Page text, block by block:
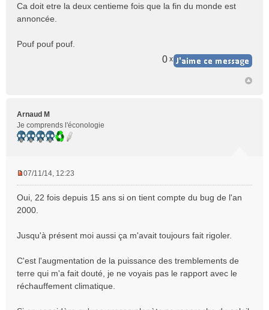
Ca doit etre la deux centieme fois que la fin du monde est
annoncée.
Pouf pouf pouf.
0 x
Arnaud M
Je comprends l'éconologie
s
s
g
n
n
l
07/11/14, 12:23
Oui, 22 fois depuis 15 ans si on tient compte du bug de l'an
2000.
Jusqu'à présent moi aussi ça m'avait toujours fait rigoler.
C'est l'augmentation de la puissance des tremblements de
terre qui m'a fait douté, je ne voyais pas le rapport avec le
réchauffement climatique.